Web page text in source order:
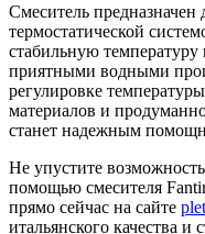
Смеситель
термостатической
стабильную
приятными водными
регулировке
материалов и
станет надежным
Не упустите
помощью смесителя
прямо сейчас на сайте
итальянского качества и